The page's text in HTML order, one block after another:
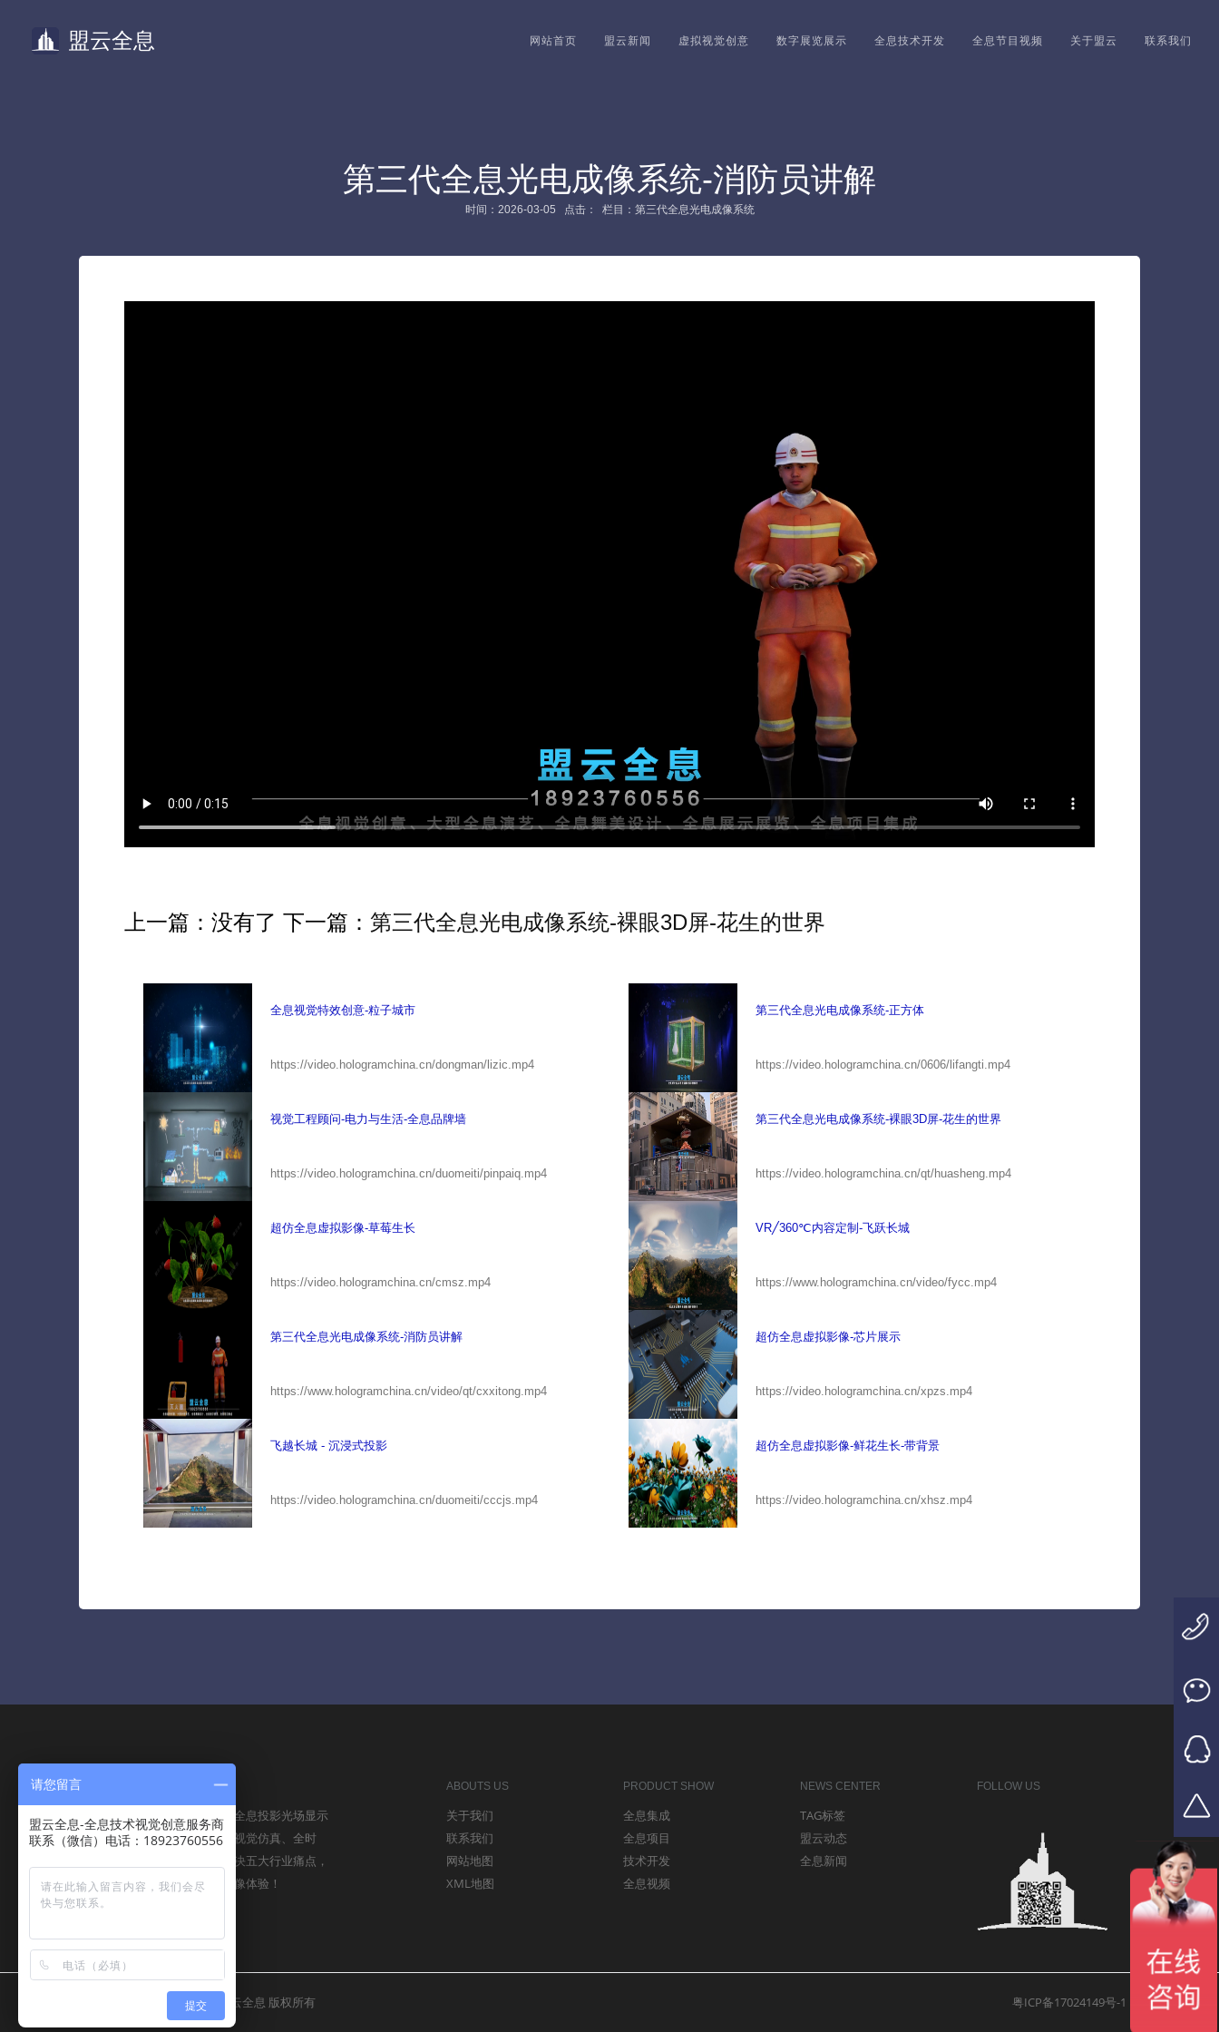
盟云全息 网站首页 盟云新闻 虚拟视觉创意 数字展览展示 全息技术开发 全息节目视频 关于盟云 联系我们
第三代全息光电成像系统-消防员讲解
时间：2026-03-05 点击： 栏目：第三代全息光电成像系统
上一篇：没有了 下一篇： 第三代全息光电成像系统-裸眼3D屏-花生的世界
全息视觉特效创意-粒子城市
https://video.hologramchina.cn/dongman/lizic.mp4
第三代全息光电成像系统-正方体
https://video.hologramchina.cn/0606/lifangti.mp4
视觉工程顾问-电力与生活-全息品牌墙
https://video.hologramchina.cn/duomeiti/pinpaiq.mp4
第三代全息光电成像系统-裸眼3D屏-花生的世界
https://video.hologramchina.cn/qt/huasheng.mp4
超仿全息虚拟影像-草莓生长
https://video.hologramchina.cn/cmsz.mp4
VR╱360℃内容定制-飞跃长城
https://www.hologramchina.cn/video/fycc.mp4
第三代全息光电成像系统-消防员讲解
https://www.hologramchina.cn/video/qt/cxxitong.mp4
超仿全息虚拟影像-芯片展示
https://video.hologramchina.cn/xpzs.mp4
飞越长城 - 沉浸式投影
https://video.hologramchina.cn/duomeiti/cccjs.mp4
超仿全息虚拟影像-鲜花生长-带背景
https://video.hologramchina.cn/xhsz.mp4
盟云全息将依托全球先进的全息投影光场显示
技术和云平台，以裸眼，高视觉仿真、全时
空、全地域的特征，一举解决五大行业痛点，
呈现给用户无比震撼全息影像体验！
ABOUTS US
关于我们
联系我们
网站地图
XML地图
PRODUCT SHOW
全息集成
全息项目
技术开发
全息视频
NEWS CENTER
TAG标签
盟云动态
全息新闻
FOLLOW US
Copyright © 2016-2025 盟云全息 版权所有 粤ICP备17024149号-1
请您留言
盟云全息-全息技术视觉创意服务商
联系（微信）电话：18923760556
提交